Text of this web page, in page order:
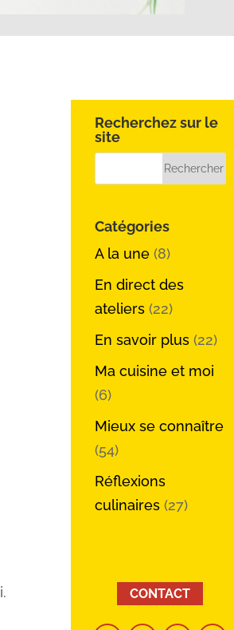
Recherchez sur le
site
Catégories
A la une (8)
En direct des
ateliers (22)
En savoir plus (22)
Ma cuisine et moi
(6)
Mieux se connaître
(54)
Réflexions
culinaires (27)
CONTACT